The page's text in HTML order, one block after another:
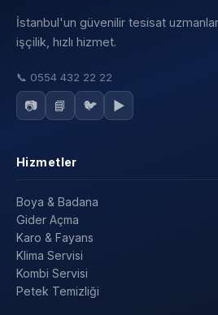
İstanbul'un güvenilir tesisat
işçilik, hızlı hizmet.
📞 0554 432 22 22
📷 📘 🐦 ▶️
Hizmetler
Boya & Badana
Gider Açma
Karo & Fayans
Klima Servisi
Kombi Servisi
Petek Temizliği